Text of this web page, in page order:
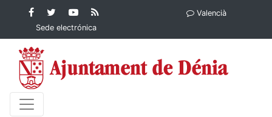
Contenido principalFacebook
Ayuntamiento de
Dénia
Ayuntamiento
de Dénia
YouTube
Ayuntamiento
de Dénia
Ayuntamiento
Sede electrónica
Valencià